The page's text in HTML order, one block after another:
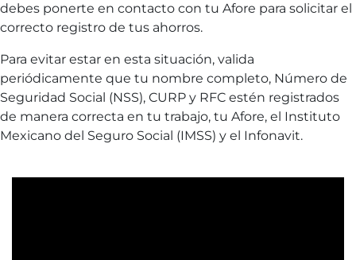
debes ponerte en contacto con tu Afore para solicitar el
correcto registro de tus ahorros.
Para evitar estar en esta situación, valida
periódicamente que tu nombre completo, Número de
Seguridad Social (NSS), CURP y RFC estén registrados
de manera correcta en tu trabajo, tu Afore, el Instituto
Mexicano del Seguro Social (IMSS) y el Infonavit.